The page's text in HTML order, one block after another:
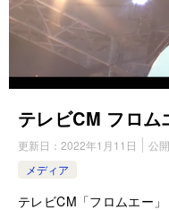
テレビCM フロム
更新日： 2022年1月11日 公
メディア
テレビCM「フロムエ